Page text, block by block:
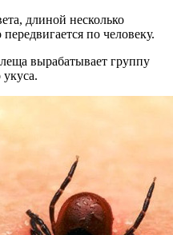
длиной несколько
по человеку.
вырабатывает группу